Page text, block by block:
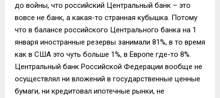
до войны, что российский Центральный банк – это
вовсе не банк, а какая-то странная кубышка. Потому
что в балансе российского Центрального банка на 1
января иностранные резервы занимали 81%, в то время
как в США это чуть больше 1%, в Европе где-то 8%.
Центральный банк Российской Федерации вообще не
осуществлял ни вложений в государственные ценные
бумаги, ни кредитовал ипотечные рынки, не